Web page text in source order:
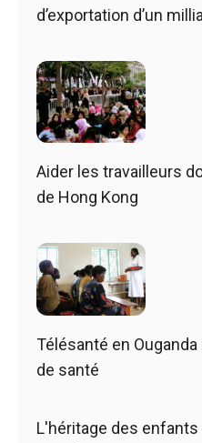
d’exportation d’un
Aider les travailleurs
de Hong Kong
Télésanté en
de santé
L'héritage des